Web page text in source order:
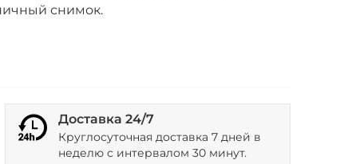
снимок.
Доставка 24/7
Круглосуточная доставка 7 дней в
неделю с интервалом 30 минут.